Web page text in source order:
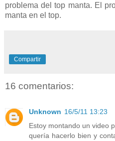
problema del top manta. El
manta en el top.
Compartir
16 comentarios:
Unknown 16/5/11 13:23
Estoy montando un video
quería hacerlo bien y